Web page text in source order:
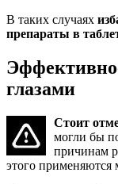
В таких случаях
препараты в
глазами
Стоит
могли бы
причинам
этого применяются